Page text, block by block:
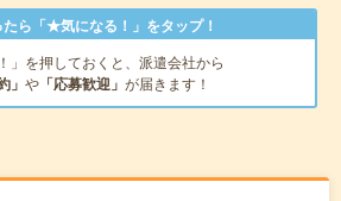
ら「★気になる！」をタップ！
」を押しておくと、派遣会社から
」 や 「応募歓迎」 が届きます！